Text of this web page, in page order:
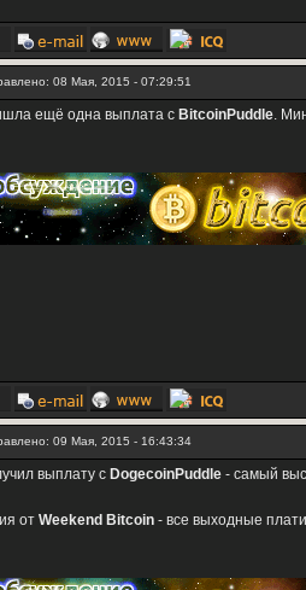
08 Мая, 2015 - 07:29:51
ещё одна выплата с BitcoinPuddle.
09 Мая, 2015 - 16:43:34
выплату с DogecoinPuddle - самый
от Weekend Bitcoin - все выходные